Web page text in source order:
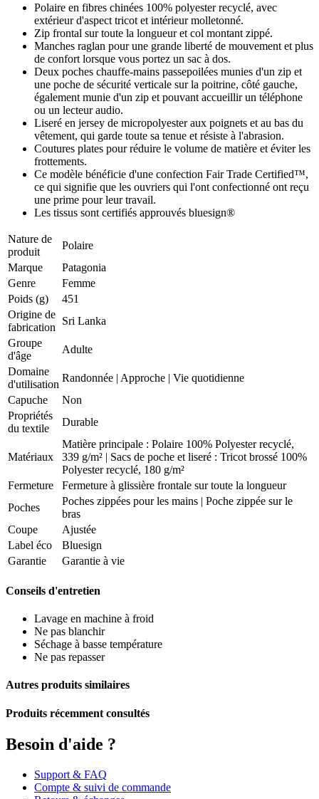
Polaire en fibres chinées 100% polyester recyclé, avec
extérieur d'aspect tricot et intérieur molletonné.
Zip frontal sur toute la longueur et col montant zippé.
Manches raglan pour une grande liberté de mouvement et plus
de confort lorsque vous portez un sac à dos.
Deux poches chauffe-mains passepoilées munies d'un zip et
une poche de sécurité verticale sur la poitrine, côté gauche,
également munie d'un zip et pouvant accueillir un téléphone
ou un lecteur audio.
Liseré en jersey de micropolyester aux poignets et au bas du
vêtement, qui garde toute sa tenue et résiste à l'abrasion.
Coutures plates pour réduire le volume de matière et éviter les
frottements.
Ce modèle bénéficie d'une confection Fair Trade Certified™,
ce qui signifie que les ouvriers qui l'ont confectionné ont reçu
une prime pour leur travail.
Les tissus sont certifiés approuvés bluesign®
Nature de
produit
Polaire
Marque
Patagonia
Genre
Femme
Poids (g)
451
Origine de
fabrication
Sri Lanka
Groupe
d'âge
Adulte
Domaine
d'utilisation
Randonnée | Approche | Vie quotidienne
Capuche
Non
Propriétés
du textile
Durable
Matériaux
Matière principale : Polaire 100% Polyester recyclé,
339 g/m² | Sacs de poche et liseré : Tricot brossé 100%
Polyester recyclé, 180 g/m²
Fermeture
Fermeture à glissière frontale sur toute la longueur
Poches
Poches zippées pour les mains | Poche zippée sur le
bras
Coupe
Ajustée
Label éco
Bluesign
Garantie
Garantie à vie
Conseils d'entretien
Lavage en machine à froid
Ne pas blanchir
Séchage à basse température
Ne pas repasser
Autres produits similaires
Produits récemment consultés
Besoin d'aide ?
Support & FAQ
Compte & suivi de commande